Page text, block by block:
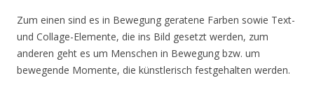
Zum einen sind es in Bewegung geratene Farben sowie Text-
und Collage-Elemente, die ins Bild gesetzt werden, zum
anderen geht es um Menschen in Bewegung bzw. um
bewegende Momente, die künstlerisch festgehalten werden.